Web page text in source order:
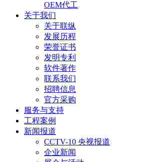
OEM代工
关于我们
关于联纵
发展历程
荣誉证书
发明专利
软件著作
联系我们
招聘信息
官方采购
服务与支持
工程案例
新闻报道
CCTV-10 央视报道
企业新闻